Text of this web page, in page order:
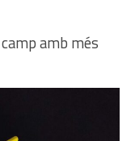
amb més